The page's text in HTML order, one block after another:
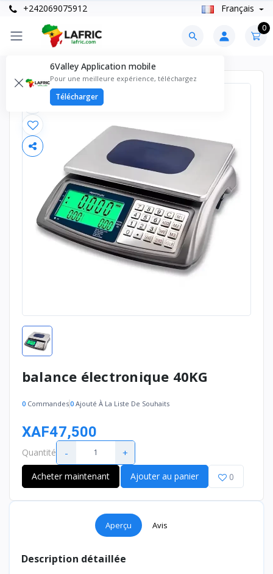
+242069075912 Français
0
6Valley Application mobile
Pour une meilleure expérience, téléchargez
Télécharger
balance électronique 40KG
0 Commandes0 Ajouté À La Liste De Souhaits
XAF47,500
Quantité - +
Acheter maintenant Ajouter au panier 0
Aperçu Avis
Description détaillée